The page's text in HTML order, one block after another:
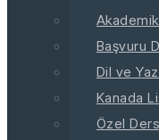
Akademik
Başvuru
Dil ve Yaz
Kanada
Özel